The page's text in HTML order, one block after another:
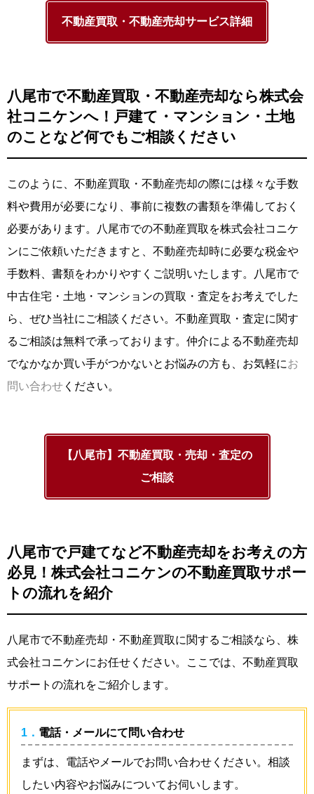
不動産買取・不動産売却サービス詳細
八尾市で不動産買取・不動産売却なら株式会
社コニケンへ！戸建て・マンション・土地
のことなど何でもご相談ください
このように、不動産買取・不動産売却の際には様々な手数
料や費用が必要になり、事前に複数の書類を準備しておく
必要があります。八尾市での不動産買取を株式会社コニケ
ンにご依頼いただきますと、不動産売却時に必要な税金や
手数料、書類をわかりやすくご説明いたします。八尾市で
中古住宅・土地・マンションの買取・査定をお考えでした
ら、ぜひ当社にご相談ください。不動産買取・査定に関す
るご相談は無料で承っております。仲介による不動産売却
でなかなか買い手がつかないとお悩みの方も、お気軽にお
問い合わせ ください。
【八尾市】不動産買取・売却・査定の
ご相談
八尾市で戸建てなど不動産売却をお考えの方
必見！株式会社コニケンの不動産買取サポー
トの流れを紹介
八尾市で不動産売却・不動産買取に関するご相談なら、株
式会社コニケンにお任せください。ここでは、不動産買取
サポートの流れをご紹介します。
1．電話・メールにて問い合わせ
まずは、電話やメールでお問い合わせください。相談
したい内容やお悩みについてお伺いします。